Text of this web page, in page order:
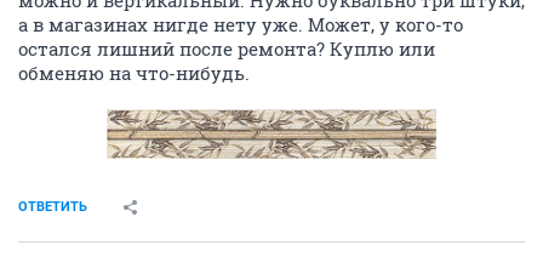
а в магазинах нигде нету уже. Может, у кого-то
остался лишний после ремонта? Куплю или
обменяю на что-нибудь.
ОТВЕТИТЬ